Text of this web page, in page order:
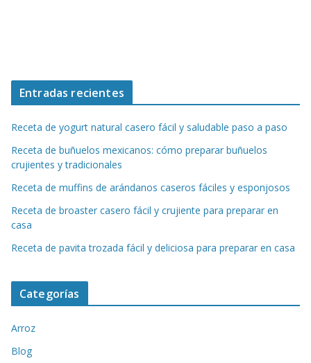
Entradas recientes
Receta de yogurt natural casero fácil y saludable paso a paso
Receta de buñuelos mexicanos: cómo preparar buñuelos
crujientes y tradicionales
Receta de muffins de arándanos caseros fáciles y esponjosos
Receta de broaster casero fácil y crujiente para preparar en
casa
Receta de pavita trozada fácil y deliciosa para preparar en casa
Categorías
Arroz
Blog